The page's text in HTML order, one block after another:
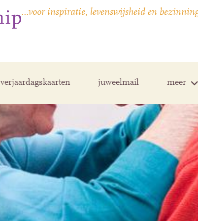
…voor inspiratie, levenswijsheid en
verjaardagskaarten juweelmail meer